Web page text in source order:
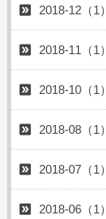
2018-12（1）
2018-11（1）
2018-10（1）
2018-08（1）
2018-07（1）
2018-06（1）